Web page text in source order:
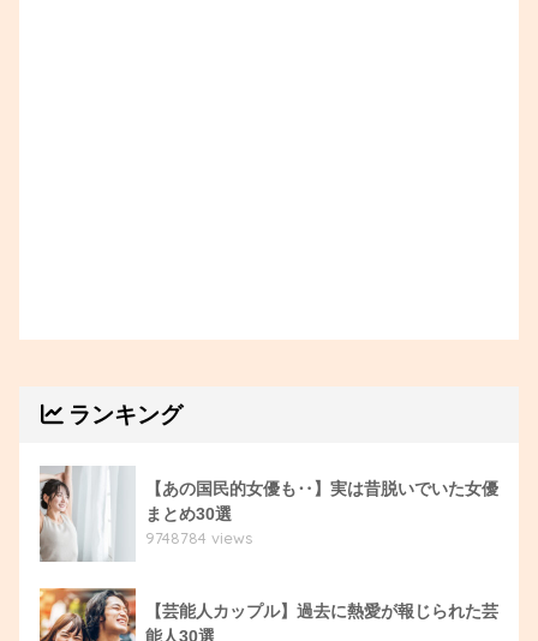
ランキング
【あの国民的女優も‥】実は昔脱いでいた女優
まとめ30選
9748784 views
【芸能人カップル】過去に熱愛が報じられた芸
能人30選